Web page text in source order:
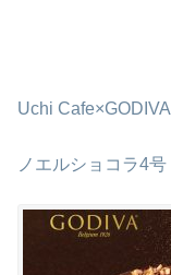
Uchi Cafe×GODIVA
ノエルショコラ4号